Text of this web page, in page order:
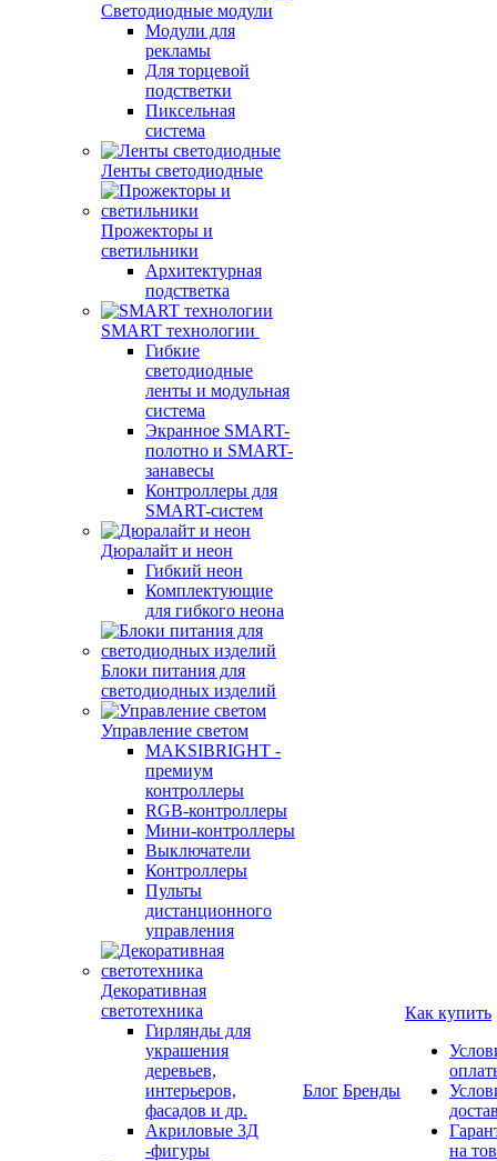
Светодиодные модули
Модули для
рекламы
Для торцевой
подстветки
Пиксельная
система
Ленты светодиодные
Прожекторы и
светильники
Архитектурная
подстветка
SMART технологии
Гибкие
светодиодные
ленты и модульная
система
Экранное SMART-
полотно и SMART-
занавесы
Контроллеры для
SMART-систем
Дюралайт и неон
Гибкий неон
Комплектующие
для гибкого неона
Блоки питания для
светодиодных изделий
Управление светом
MAKSIBRIGHT -
премиум
контроллеры
RGB-контроллеры
Мини-контроллеры
Выключатели
Контроллеры
Пульты
дистанционного
управления
Декоративная
светотехника
Гирлянды для
украшения
деревьев,
интерьеров,
фасадов и др.
Акриловые 3Д
-фигуры
Блог Бренды
Как купить
на